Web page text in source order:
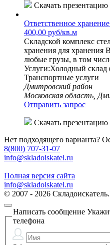
Скачать презентацию
Ответственное
400,00 руб/кв.м
Складской комплекс
хранения для
любые грузы, в том
Услуги:Холодный склад
Транспортные услуги
Дмитровский район
Московская область,
Отправить запрос
Скачать презентацию
Нет подходящего варианта?
8(800) 707-31-07
info@skladoiskatel.ru
Полная версия сайта
info@skladoiskatel.ru
© 2007 - 2026
Написать сообщение
телефона